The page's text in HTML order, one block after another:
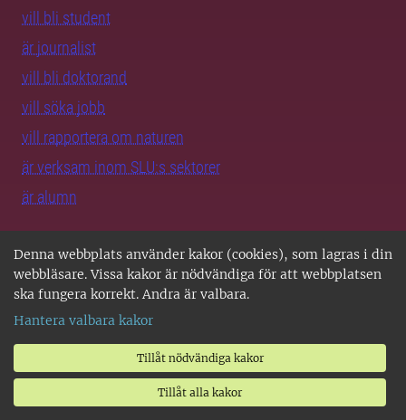
Denna webbplats använder kakor (cookies), som lagras i din
webbläsare. Vissa kakor är nödvändiga för att webbplatsen
ska fungera korrekt. Andra är valbara.
Hantera valbara kakor
Tillåt nödvändiga kakor
Tillåt alla kakor
vill bli student
är journalist
vill bli doktorand
vill söka jobb
vill rapportera om naturen
är verksam inom SLU:s sektorer
är alumn
SLU i Sverige
Alla SLU-orter
SLU Alnarp